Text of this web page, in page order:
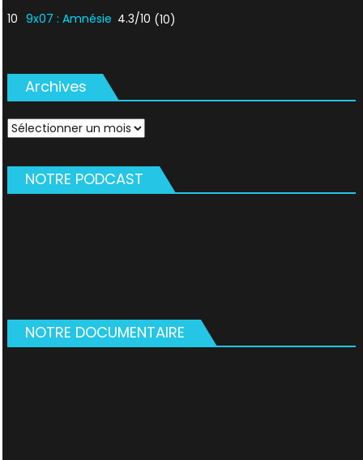
10 9x07 : Amnésie 4.3/10 (10)
Archives
Archives
NOTRE PODCAST
NOTRE DOCUMENTAIRE